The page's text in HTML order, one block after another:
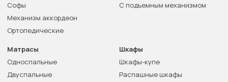
Софы
Механизм аккордеон
Ортопедические
С подъемным механизмом
Матрасы
Односпальные
Двуспальные
Шкафы
Шкафы-купе
Распашные шкафы